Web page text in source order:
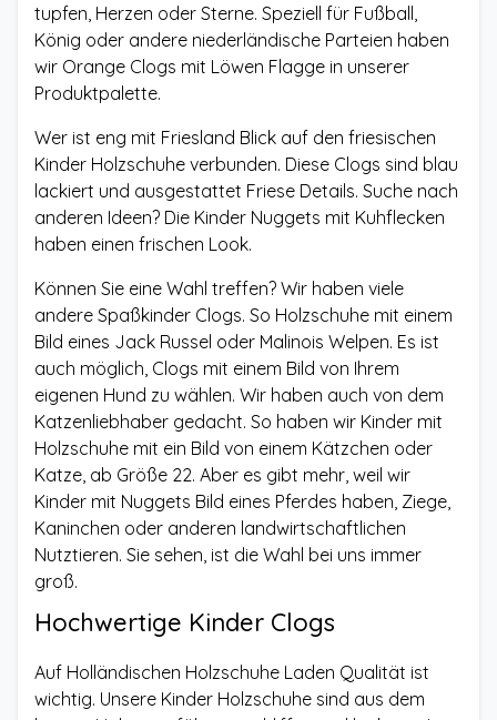
tupfen, Herzen oder Sterne. Speziell für Fußball,
König oder andere niederländische Parteien haben
wir Orange Clogs mit Löwen Flagge in unserer
Produktpalette.
Wer ist eng mit Friesland Blick auf den friesischen
Kinder Holzschuhe verbunden. Diese Clogs sind blau
lackiert und ausgestattet Friese Details. Suche nach
anderen Ideen? Die Kinder Nuggets mit Kuhflecken
haben einen frischen Look.
Können Sie eine Wahl treffen? Wir haben viele
andere Spaßkinder Clogs. So Holzschuhe mit einem
Bild eines Jack Russel oder Malinois Welpen. Es ist
auch möglich, Clogs mit einem Bild von Ihrem
eigenen Hund zu wählen. Wir haben auch von dem
Katzenliebhaber gedacht. So haben wir Kinder mit
Holzschuhe mit ein Bild von einem Kätzchen oder
Katze, ab Größe 22. Aber es gibt mehr, weil wir
Kinder mit Nuggets Bild eines Pferdes haben, Ziege,
Kaninchen oder anderen landwirtschaftlichen
Nutztieren. Sie sehen, ist die Wahl bei uns immer
groß.
Hochwertige Kinder Clogs
Auf Holländischen Holzschuhe Laden Qualität ist
wichtig. Unsere Kinder Holzschuhe sind aus dem